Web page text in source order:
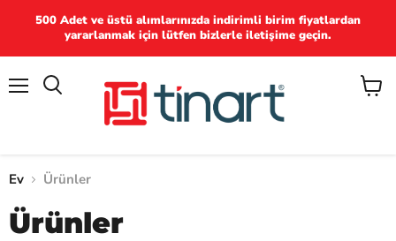
500 Adet ve üstü alımlarınızda indirimli birim fiyatlardan
yararlanmak için lütfen bizlerle iletişime geçin.
Sepeti
Ev Ürünler
Ürünler